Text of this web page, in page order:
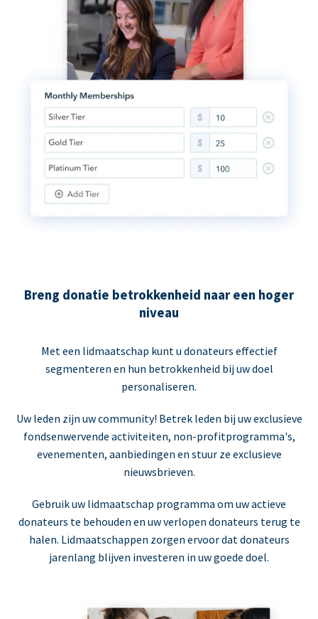
Breng donatie betrokkenheid naar een hoger
niveau
Met een lidmaatschap kunt u donateurs effectief
segmenteren en hun betrokkenheid bij uw doel
personaliseren.
Uw leden zijn uw community! Betrek leden bij uw exclusieve
fondsenwervende activiteiten, non-profitprogramma's,
evenementen, aanbiedingen en stuur ze exclusieve
nieuwsbrieven.
Gebruik uw lidmaatschap programma om uw actieve
donateurs te behouden en uw verlopen donateurs terug te
halen. Lidmaatschappen zorgen ervoor dat donateurs
jarenlang blijven investeren in uw goede doel.